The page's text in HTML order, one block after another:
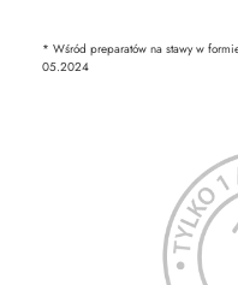
* Wśród preparatów na stawy w
05.2024